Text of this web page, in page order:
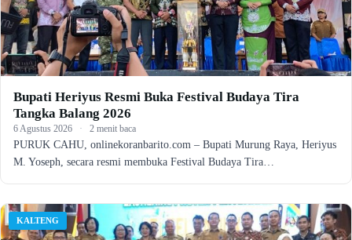
Bupati Heriyus Resmi Buka Festival Budaya Tira
Tangka Balang 2026
6 Agustus 2026 · 2 menit baca
PURUK CAHU, onlinekoranbarito.com – Bupati Murung Raya, Heriyus
M. Yoseph, secara resmi membuka Festival Budaya Tira…
KALTENG